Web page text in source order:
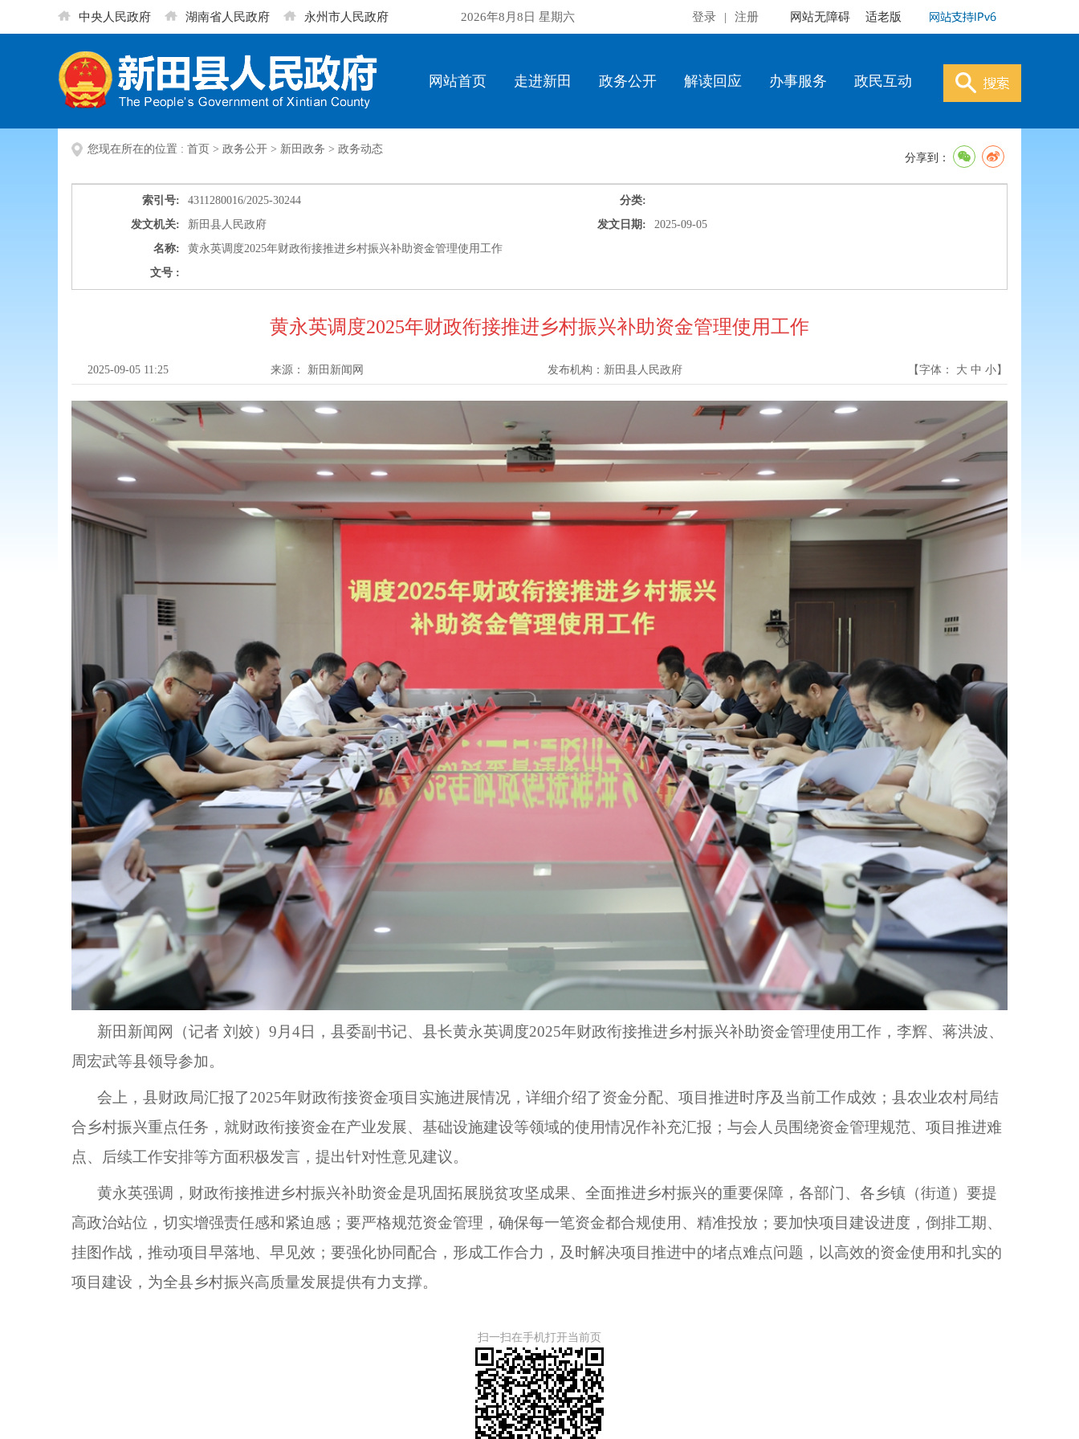
中央人民政府 湖南省人民政府 永州市人民政府 2026年8月8日 星期六 网站无障碍 适老版
登录 | 注册
网站首页 走进新田 政务公开 解读回应 办事服务 政民互动
您现在所在的位置 : 首页 > 政务公开 > 新田政务 > 政务动态
分享到：
索引号: 4311280016/2025-30244
分类:
发文机关:
新田县人民政府 发文日期:
2025-09-05
名称:
黄永英调度2025年财政衔接推进乡村振兴补助资金管理使用工作
文号 :
黄永英调度2025年财政衔接推进乡村振兴补助资金管理使用工作
2025-09-05 11:25 来源： 新田新闻网 发布机构： 新田县人民政府 【字体： 大 中 小】
新田新闻网（记者 刘姣）9月4日，县委副书记、县长黄永英调度2025年财政衔接推进乡村振兴补助资金管理使用工作，李辉、蒋洪波、
周宏武等县领导参加。
会上，县财政局汇报了2025年财政衔接资金项目实施进展情况，详细介绍了资金分配、项目推进时序及当前工作成效；县农业农村局结
合乡村振兴重点任务，就财政衔接资金在产业发展、基础设施建设等领域的使用情况作补充汇报；与会人员围绕资金管理规范、项目推进难
点、后续工作安排等方面积极发言，提出针对性意见建议。
黄永英强调，财政衔接推进乡村振兴补助资金是巩固拓展脱贫攻坚成果、全面推进乡村振兴的重要保障，各部门、各乡镇（街道）要提
高政治站位，切实增强责任感和紧迫感；要严格规范资金管理，确保每一笔资金都合规使用、精准投放；要加快项目建设进度，倒排工期、
挂图作战，推动项目早落地、早见效；要强化协同配合，形成工作合力，及时解决项目推进中的堵点难点问题，以高效的资金使用和扎实的
项目建设，为全县乡村振兴高质量发展提供有力支撑。
扫一扫在手机打开当前页